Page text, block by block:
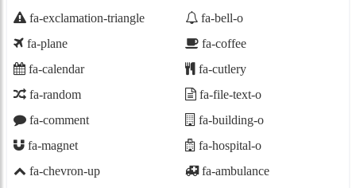
fa-exclamation-triangle
fa-plane
fa-calendar
fa-random
fa-comment
fa-magnet
fa-chevron-up
fa-bell-o
fa-coffee
fa-cutlery
fa-file-text-o
fa-building-o
fa-hospital-o
fa-ambulance